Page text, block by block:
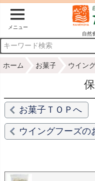
メニュー
自然
ホーム お菓子 ウイン
お菓子ＴＯＰへ
ウイングフーズの